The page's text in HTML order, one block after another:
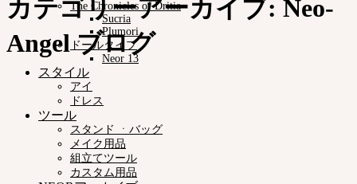
The Chronicles of Dritia
Sucria
Plumori
ドールタイプ
Neor 13
スタイル
アイ
ドレス
ツール
スタンド ㆍバッグ
メイク用品
組立てツール
カスタム用品
カテゴリーアーカイブ: Neo-
Angel ブログ